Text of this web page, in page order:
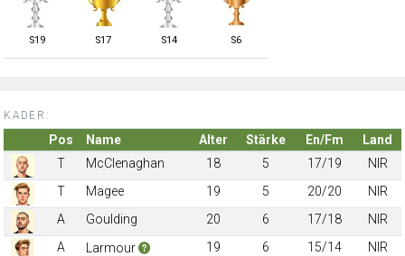
S19 S17 S14 S6
KADER:
Pos Name Alter Stärke En/Fm
Land
T
McClenaghan 18 5 17/19
NIR
T
Magee 19 5 20/20
NIR
A
Goulding 20 6 17/18
NIR
A
Larmour 19 6 15/14 NIR